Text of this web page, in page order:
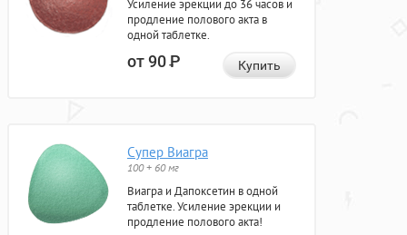
Усиление эрекции до 36 часов и
продление полового акта в
одной таблетке.
от 90Р Купить
Супер Виагра
100 + 60 мг
Виагра и Дапоксетин в одной
таблетке. Усиление эрекции и
продление полового акта!